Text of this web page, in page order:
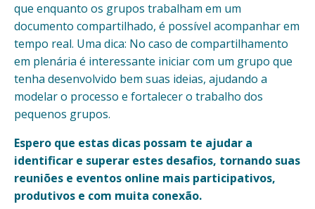
que enquanto os grupos trabalham em um
documento compartilhado, é possível acompanhar em
tempo real. Uma dica: No caso de compartilhamento
em plenária é interessante iniciar com um grupo que
tenha desenvolvido bem suas ideias, ajudando a
modelar o processo e fortalecer o trabalho dos
pequenos grupos.
Espero que estas dicas possam te ajudar a
identificar e superar estes desafios, tornando suas
reuniões e eventos online mais participativos,
produtivos e com muita conexão.